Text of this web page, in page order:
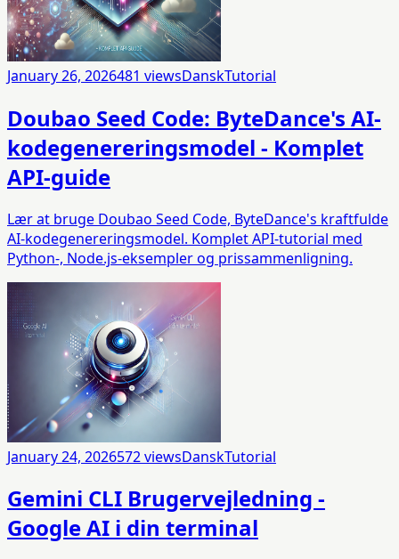
January 26, 2026481 viewsDanskTutorial
Doubao Seed Code: ByteDance's AI-
kodegenereringsmodel - Komplet
API-guide
Lær at bruge Doubao Seed Code, ByteDance's kraftfulde
AI-kodegenereringsmodel. Komplet API-tutorial med
Python-, Node.js-eksempler og pris­sammenligning.
January 24, 2026572viewsDanskTutorial
Gemini CLI Brugervejledning -
Google AI i din terminal